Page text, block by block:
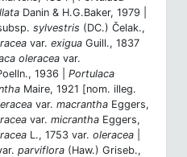
Danin & H.G.Baker, 1979 |
sylvestris (DC.) Čelak.,
var. exigua Guill., 1837
oleracea var.
1936 | Portulaca
Maire, 1921 [nom. illeg.
var. macrantha Eggers,
var. micrantha Eggers,
L., 1753 var. oleracea
parviflora (Haw.) Griseb.,